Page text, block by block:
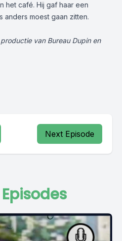
het café. Hij gaf haar een
moest gaan zitten.
van Bureau Dupin en
Next Episode